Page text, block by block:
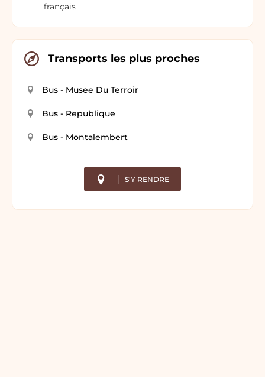
français
Transports les plus proches
Bus - Musee Du Terroir
Bus - Republique
Bus - Montalembert
S'Y RENDRE